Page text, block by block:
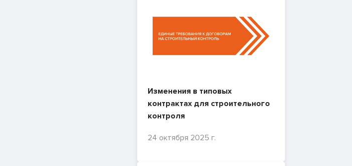
Изменения в типовых
контрактах для строительного
контроля
24 октября 2025 г.